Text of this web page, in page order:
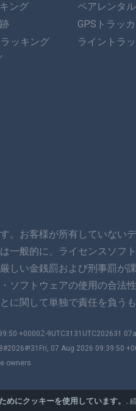
めにクッキーを使用しています。.
ング
ッキング
ペアレンタ
GPSトラッ
ライントラ
。お客様が所有していな
一般的に、ライセンスソ
しい金銭罰および刑事罰
ソフトウェアの使用の合
に関して単独で責任を負う
+0000Z-9UTC3131UTC202631
07 Aug 2026 09:39:50
owners.